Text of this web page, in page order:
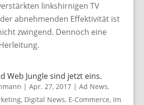
linkshirnigen TV
abnehmenden Effektivität ist
zwingend. Dennoch eine
Web Jungle sind jetzt eins.
| Apr. 27, 2017| Ad News,
, Digital News, E-Commerce, Im